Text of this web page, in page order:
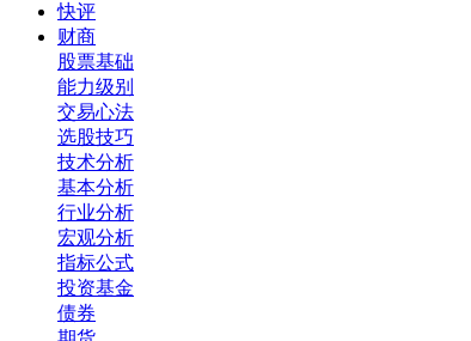
快评
财商
股票基础
能力级别
交易心法
选股技巧
技术分析
基本分析
行业分析
宏观分析
指标公式
投资基金
债券